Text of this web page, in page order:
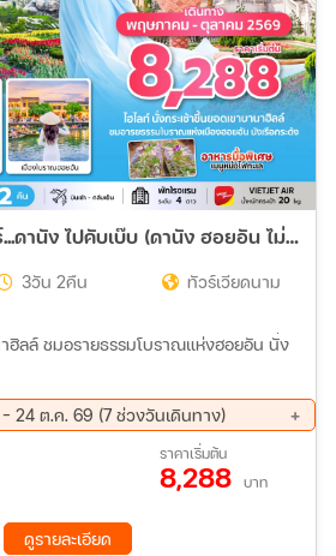
ทัวร์เวียดนาม ซุปตาร์...ดานัง ไปคับเบ๊บ (ดานัง ฮอยอัน ไม่นอนบานาฮิลล์) 3วัน 2คืน (VZ)
3วัน 2คืน ทัวร์เวียดนาม
าฮิลล์ ชมอรายธรรมโบราณแห่งฮอยอัน นั่ง
24 ต.ค. 69 (7 ช่วงวันเดินทาง)
15 ส.ค. 69 - 17 ส.ค. 69
01 ต.ค. 69 - 03 ต.ค. 69
16 ต.ค. 69 - 18 ต.ค. 69
ราคาเริ่มต้น
8,288 บาท
ดูรายละเอียด